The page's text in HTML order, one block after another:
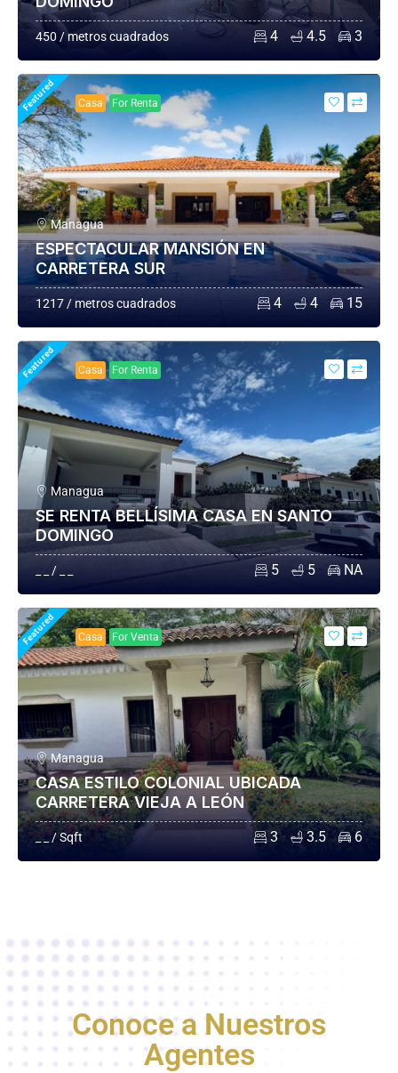
450 / metros cuadrados 4 4.5 3
Featured Casa For Renta
Managua
ESPECTACULAR MANSIÓN EN
CARRETERA SUR
1217 / metros cuadrados 4 4 15
Featured Casa For Renta
Managua
SE RENTA BELLÍSIMA CASA EN SANTO
DOMINGO
_ _ / _ _ 5 5 NA
Featured Casa For Venta
Managua
CASA ESTILO COLONIAL UBICADA
CARRETERA VIEJA A LEÓN
_ _ / Sqft 3 3.5 6
Conoce a Nuestros
Agentes